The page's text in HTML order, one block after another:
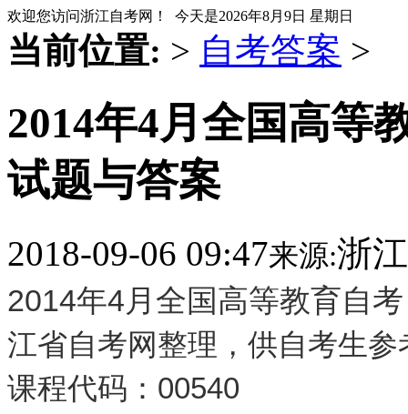
欢迎您访问浙江自考网！ 今天是2026年8月9日 星期日
当前位置: > 自考答案 >
2014年4月全国高等
试题与答案
2018-09-06 09:47来源:浙
2014年4月全国高等教育自
江省自考网整理，供自考生参
课程代码：00540